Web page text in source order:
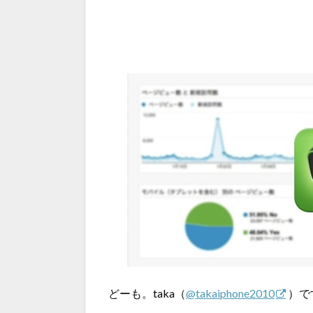
どーも。taka（@takaiphone2010 ）